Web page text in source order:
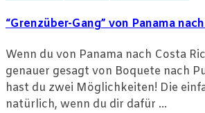
“Grenzüber-Gang” von Panama
Wenn du von Panama nach Costa
genauer gesagt von Boquete nach
hast du zwei Möglichkeiten! Die
natürlich, wenn du dir dafür ...